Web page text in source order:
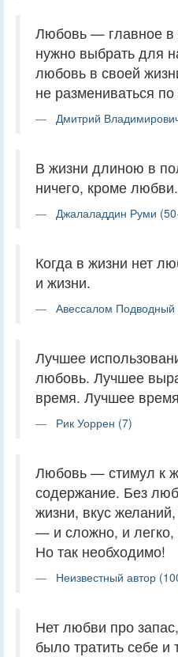
Любовь — главное в
нужно выбрать для
любовь в своей
не размениваться
Дмитрий
В жизни длиною в
ничего, кроме любви.
Джалаладдин Руми
Когда в жизни нет
и жизни.
Авессалом Подводный
Лучшее
любовь. Лучшее
время. Лучшее
Рик Уоррен (7)
Любовь — стимул к
содержание. Без
жизни, вкус
— и сложно, и легко,
Но так необходимо!
Неизвестный автор
Нет любви про
было тратить себе и